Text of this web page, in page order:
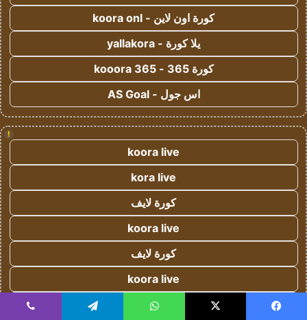
كورة اون لاين - koora onl
يلا كورة - yallakora
كورة 365 - kooora 365
اس جول - AS Goal
!
koora live
kora live
كورة لايف
koora live
كورة لايف
koora live
كورة لايف